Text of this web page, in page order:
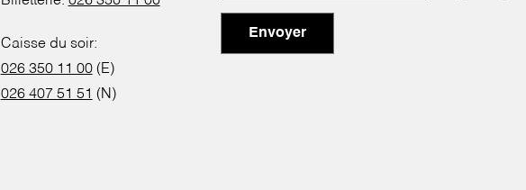
Caisse du soir:
026 350 11 00(E)
026 407 51 51 (N)
Envoyer